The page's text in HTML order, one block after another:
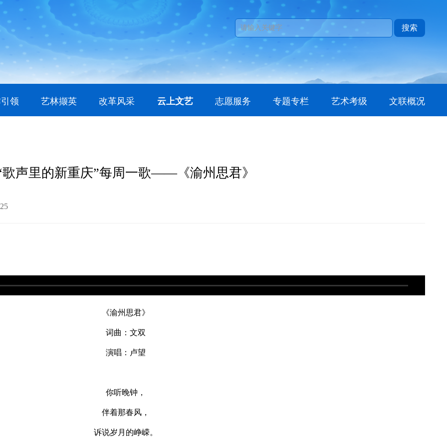
搜索
领 艺林撷英 改革风采 云上文艺 志愿服务 专题专栏 艺术考级 文联概况
歌声里的新重庆”每周一歌——《渝州思君》
《渝州思君》
词曲：文双
演唱：卢望
你听晚钟，
伴着那春风，
诉说岁月的峥嵘。